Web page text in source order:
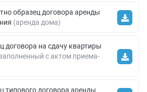
образец договора аренды
(аренда дома)
договора на сдачу квартиры
с актом приема-
типового договора аренды